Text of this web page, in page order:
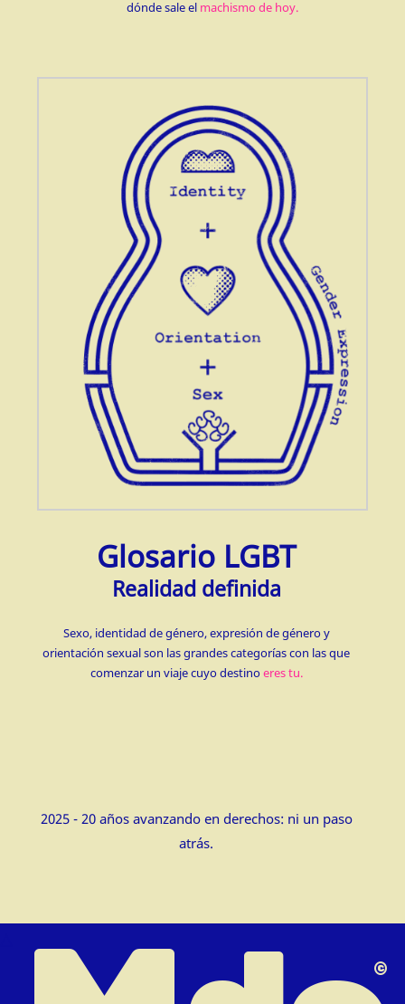
dónde sale el machismo de hoy.
Glosario LGBT
Realidad definida
Sexo, identidad de género, expresión de género y
orientación sexual son las grandes categorías con las que
comenzar un viaje cuyo destinoeres tu.
2025 - 20 años avanzando en derechos: ni un paso
atrás.